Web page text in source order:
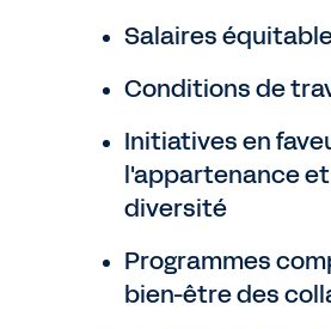
Salaires
Conditions de
Initiatives en
l'appartenance
diversité
Programmes
bien-être des